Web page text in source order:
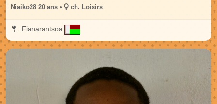
Niaiko28 20 ans • ch. Loisirs
: Fianarantsoa